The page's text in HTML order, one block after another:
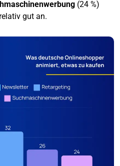
(24 %)
gut an.